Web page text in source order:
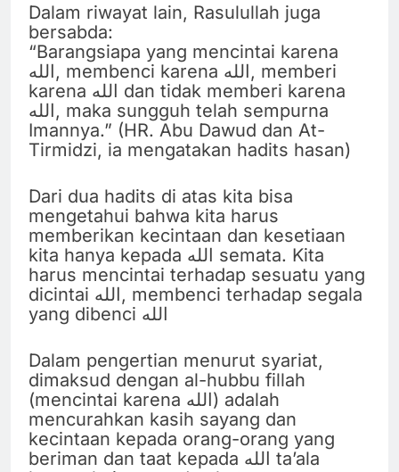
Dalam riwayat lain, Rasulullah juga
bersabda:
“Barangsiapa yang mencintai karena
الله, membenci karena الله, memberi
karena الله dan tidak memberi karena
الله, maka sungguh telah sempurna
Imannya.” (HR. Abu Dawud dan At-
Tirmidzi, ia mengatakan hadits hasan)
Dari dua hadits di atas kita bisa
mengetahui bahwa kita harus
memberikan kecintaan dan kesetiaan
kita hanya kepada الله semata. Kita
harus mencintai terhadap sesuatu yang
dicintai الله, membenci terhadap segala
yang dibenci الله
Dalam pengertian menurut syariat,
dimaksud dengan al-hubbu fillah
(mencintai karena الله) adalah
mencurahkan kasih sayang dan
kecintaan kepada orang-orang yang
beriman dan taat kepada الله ta’ala